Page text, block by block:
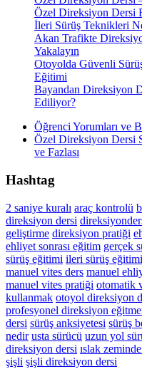
Özel Direksiyon Dersi
İleri Sürüş Teknikleri
Akan Trafikte
Yakalayın
Otoyolda Güvenli
Eğitimi
Bayandan Direksiyon
Ediliyor?
Öğrenci Yorumları ve
Özel Direksiyon Dersi
ve Fazlası
Hashtag
2 saniye kuralı araç kontrolü
direksiyon dersi
geliştirme direksiyon pratiği
ehliyet sonrası eğitim gerçek
sürüş eğitimi ileri sürüş eğitimi
manuel vites ders manuel
manuel vites pratiği otomatik
kullanmak otoyol direksiyon
profesyonel direksiyon
dersi sürüş anksiyetesi sürüş
nedir usta sürücü uzun yol
direksiyon dersi ıslak
şişli şişli direksiyon dersi